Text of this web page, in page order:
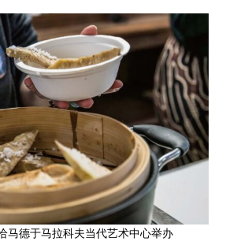
马德于马拉科夫当代艺术中心举办